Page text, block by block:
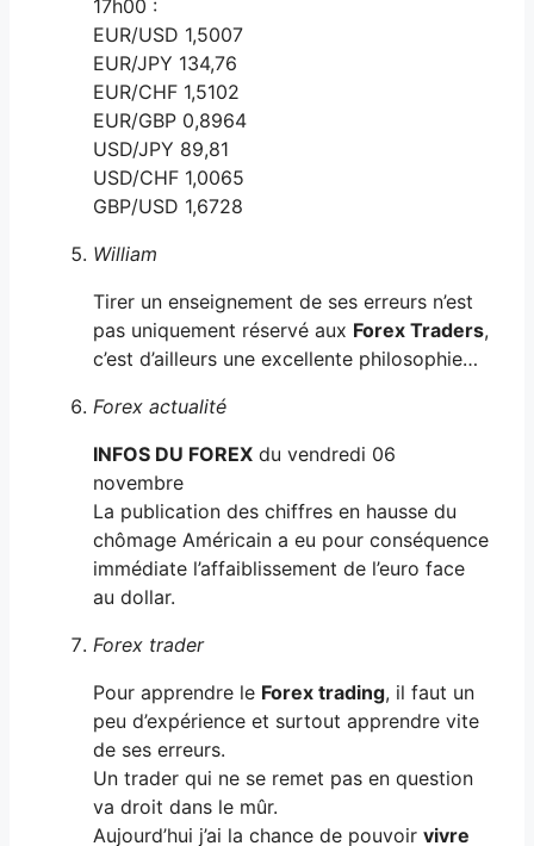
17h00 :
EUR/USD 1,5007
EUR/JPY 134,76
EUR/CHF 1,5102
EUR/GBP 0,8964
USD/JPY 89,81
USD/CHF 1,0065
GBP/USD 1,6728
William
Tirer un enseignement de ses erreurs n’est
pas uniquement réservé aux Forex Traders,
c’est d’ailleurs une excellente philosophie…
Forex actualité
INFOS DU FOREX du vendredi 06
novembre
La publication des chiffres en hausse du
chômage Américain a eu pour conséquence
immédiate l’affaiblissement de l’euro face
au dollar.
Forex trader
Pour apprendre le Forex trading, il faut un
peu d’expérience et surtout apprendre vite
de ses erreurs.
Un trader qui ne se remet pas en question
va droit dans le mûr.
Aujourd’hui j’ai la chance de pouvoir vivre